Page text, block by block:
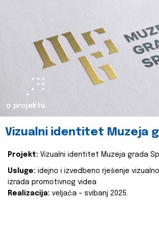
o projektu
Vizualni identitet Muzeja
Projekt: Vizualni identitet Muzeja grada
Usluge: idejno i izvedbeno rješenje
izrada promotivnog videa
Realizacija: veljača – svibanj 2025.